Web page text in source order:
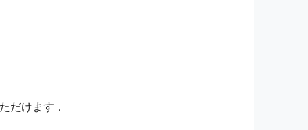
だけます．